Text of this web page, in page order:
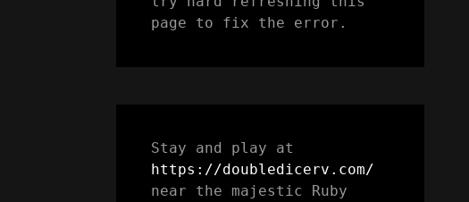
page to fix the error.
https://doubledicerv.com/
near the majestic Ruby